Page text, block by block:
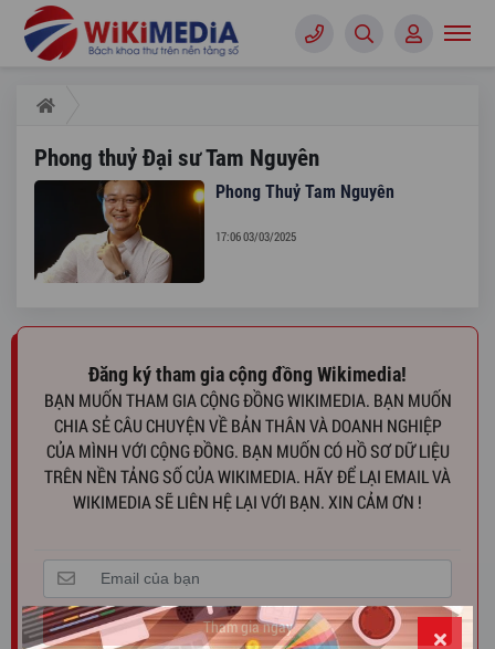
Phong thuỷ Đại sư Tam Nguyên
Phong Thuỷ Tam Nguyên
17:06 03/03/2025
Đăng ký tham gia cộng đồng Wikimedia!
BẠN MUỐN THAM GIA CỘNG ĐỒNG WIKIMEDIA. BẠN MUỐN
CHIA SẺ CÂU CHUYỆN VỀ BẢN THÂN VÀ DOANH NGHIỆP
CỦA MÌNH VỚI CỘNG ĐỒNG. BẠN MUỐN CÓ HỒ SƠ DỮ LIỆU
TRÊN NỀN TẢNG SỐ CỦA WIKIMEDIA. HÃY ĐỂ LẠI EMAIL VÀ
WIKIMEDIA SẼ LIÊN HỆ LẠI VỚI BẠN. XIN CẢM ƠN !
Tham gia ngay